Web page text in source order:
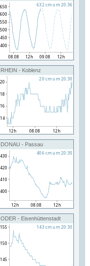
RHEIN - Koblenz
DONAU - Passau
ODER - Eisenhüttenstadt